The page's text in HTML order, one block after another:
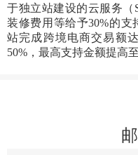
于独立站建设的云服务（
装修费用等给予30%的支
站完成跨境电商交易额
50%，最高支持金额提高至